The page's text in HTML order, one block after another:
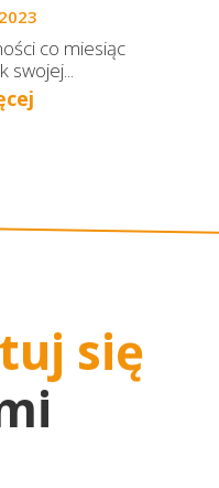
co miesiąc
swojej...
się